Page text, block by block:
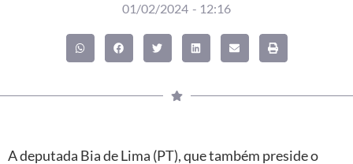
01/02/2024 - 12:16
A deputada Bia de Lima (PT), que também preside o